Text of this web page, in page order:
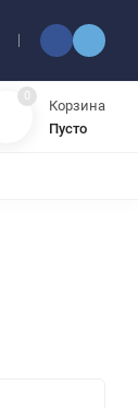
0
Корзина
Пусто